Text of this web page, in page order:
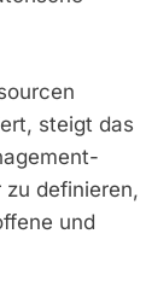
steigt das
definieren,
und